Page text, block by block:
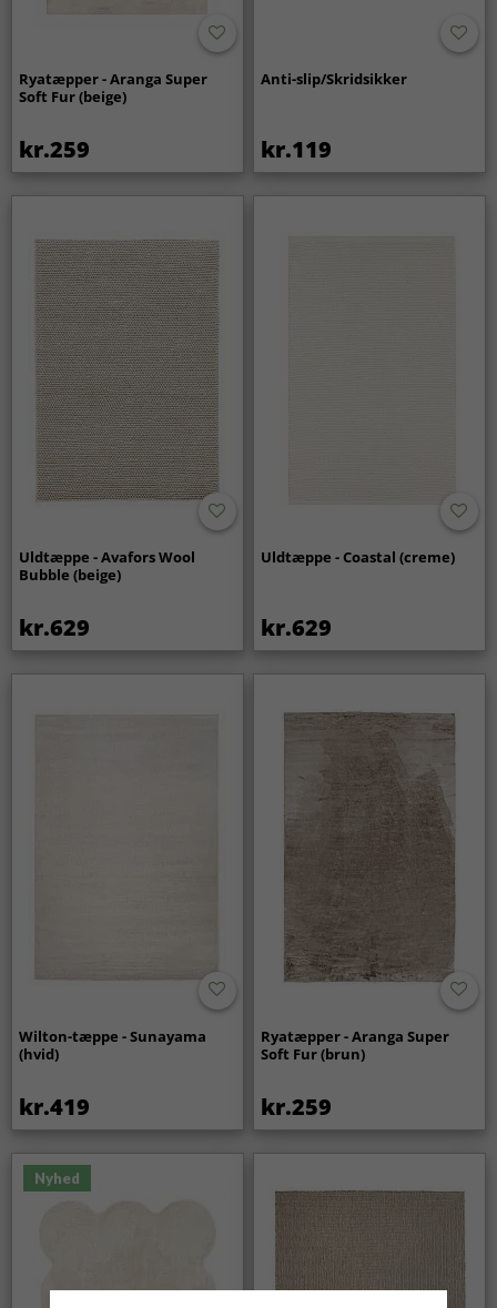
Ryatæpper - Aranga Super
Soft Fur (beige)
kr.259
Anti-slip/Skridsikker
kr.119
Uldtæppe - Avafors Wool
Bubble (beige)
kr.629
Uldtæppe - Coastal (creme)
kr.629
Wilton-tæppe - Sunayama
(hvid)
kr.419
Ryatæpper - Aranga Super
Soft Fur (brun)
kr.259
Nyhed